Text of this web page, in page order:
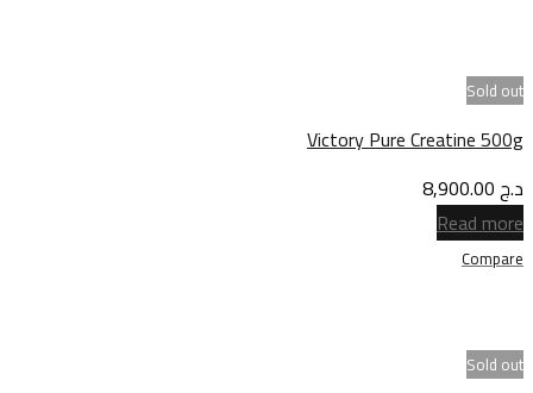
Sold out
Victory Pure Creatine 500g
د.ج
Read more
Compare
Sold out